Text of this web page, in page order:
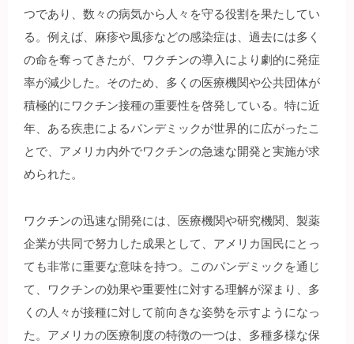
つであり、数々の病気から人々を守る役割を果たしてい
る。例えば、麻疹や風疹などの感染症は、過去には多く
の命を奪ってきたが、ワクチンの導入により劇的に発症
率が減少した。そのため、多くの医療機関や公共団体が
積極的にワクチン接種の重要性を啓発している。特に近
年、ある疾患によるパンデミックが世界的に広がったこ
とで、アメリカ内外でワクチンの急速な開発と実施が求
められた。
ワクチンの迅速な開発には、医療機関や研究機関、製薬
企業が共同で努力した成果として、アメリカ国民にとっ
ても非常に重要な意味を持つ。このパンデミックを通じ
て、ワクチンの効果や重要性に対する理解が深まり、多
くの人々が接種に対して前向きな姿勢を示すようになっ
た。アメリカの医療制度の特徴の一つは、多種多様な保